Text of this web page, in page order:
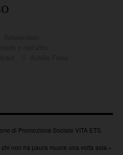
di Promozione Sociale VITA ETS.
non ha paura muore una volta sola.»